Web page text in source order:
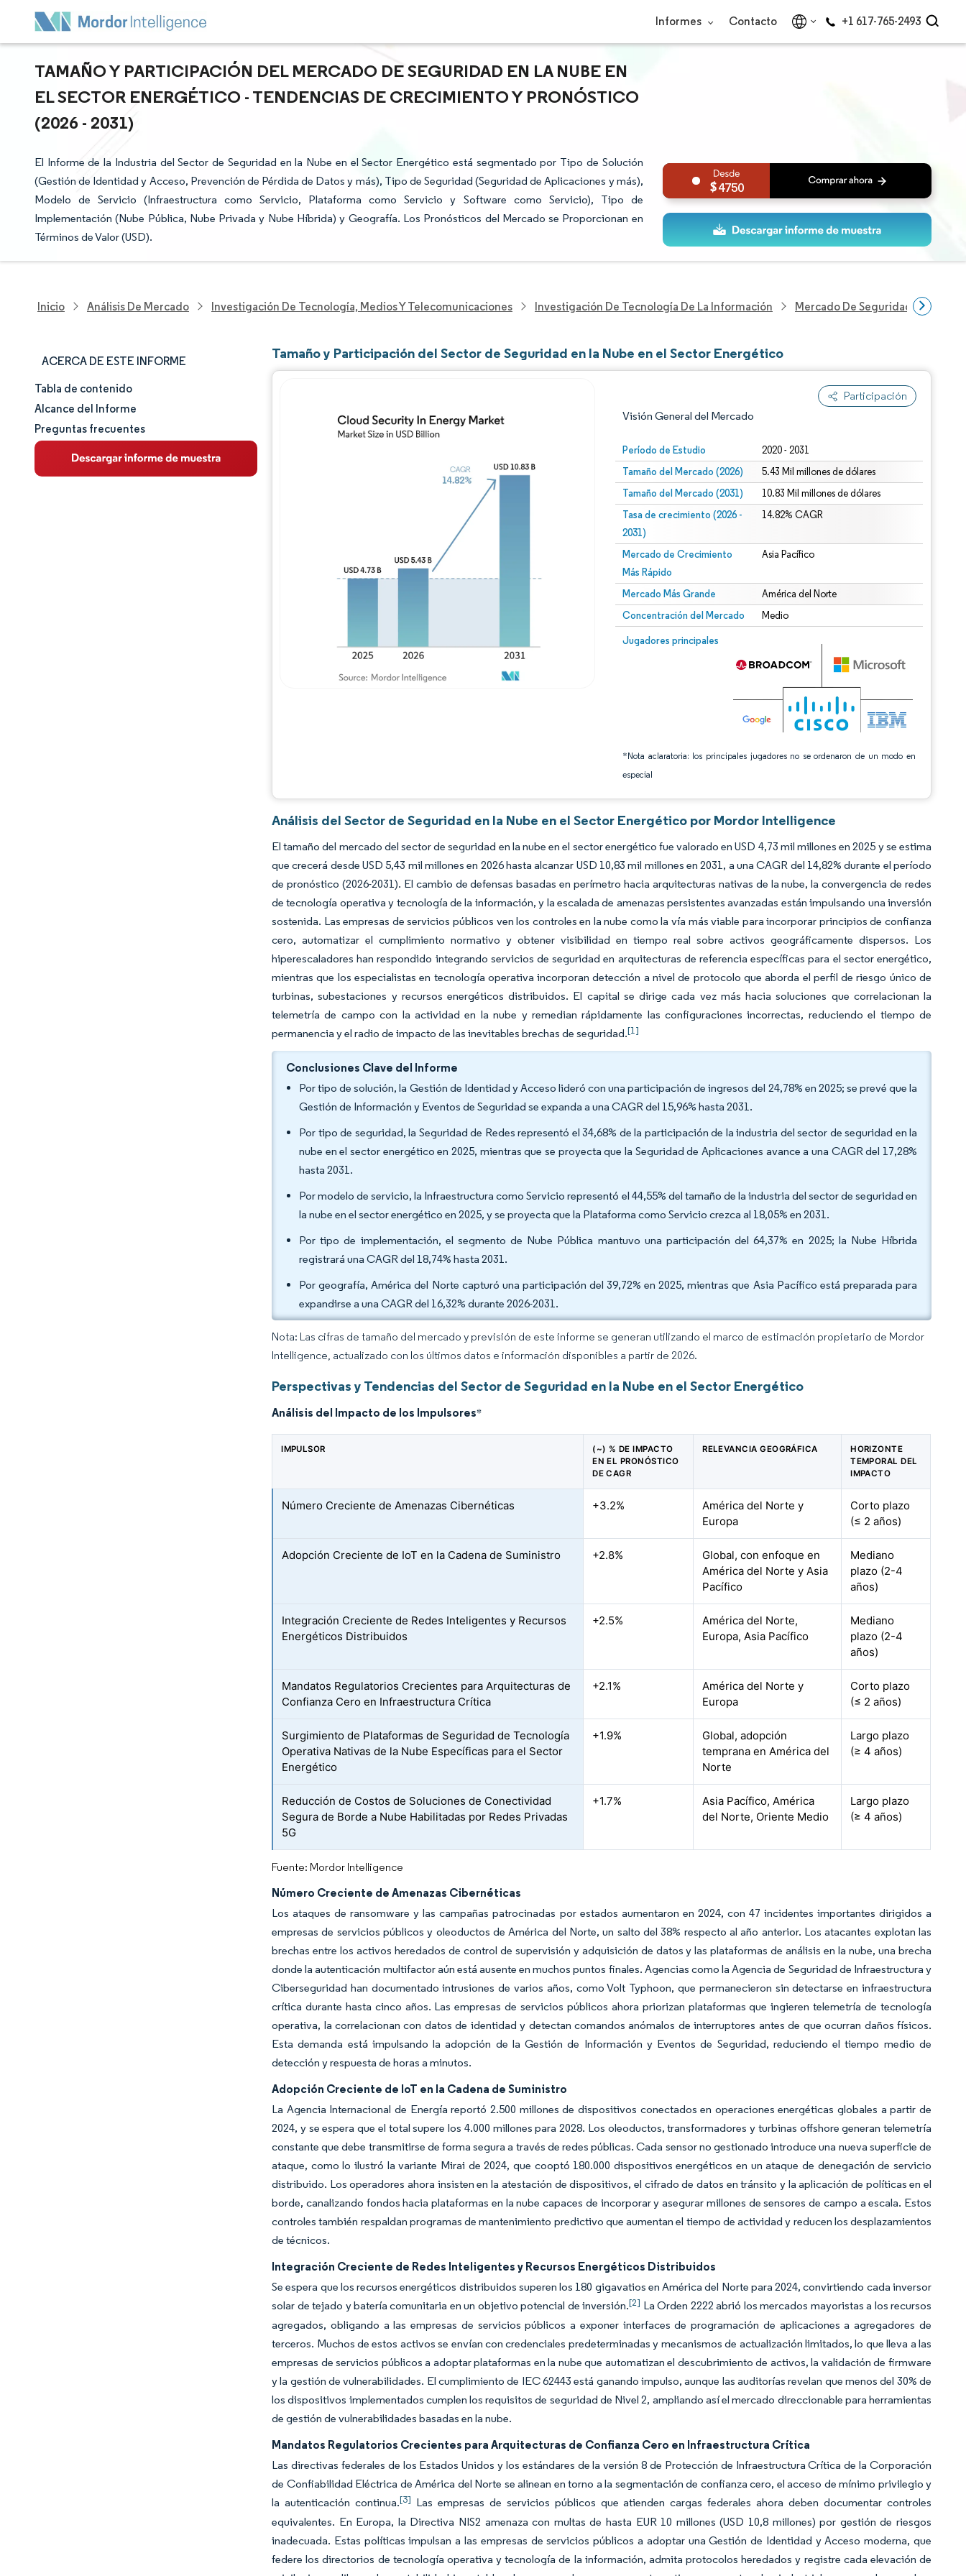
Informes Contacto +1 617-765-2493
TAMAÑO Y PARTICIPACIÓN DEL MERCADO DE SEGURIDAD EN LA NUBE EN
EL SECTOR ENERGÉTICO - TENDENCIAS DE CRECIMIENTO Y PRONÓSTICO
(2026 - 2031)
El Informe de la Industria del Sector de Seguridad en la Nube en el Sector Energético está segmentado por Tipo de Solución
(Gestión de Identidad y Acceso, Prevención de Pérdida de Datos y más), Tipo de Seguridad (Seguridad de Aplicaciones y más),
Modelo de Servicio (Infraestructura como Servicio, Plataforma como Servicio y Software como Servicio), Tipo de
Implementación (Nube Pública, Nube Privada y Nube Híbrida) y Geografía. Los Pronósticos del Mercado se Proporcionan en
Términos de Valor (USD).
4750
Inicio Análisis De Mercado Investigación De Tecnología, Medios Y Telecomunicaciones Investigación De Tecnología De La Información Mercado De Seguridad En La
ACERCA DE ESTE INFORME
Tamaño y cuota de mercado
Análisis de mercado
Tendencias e ideas
Tabla de contenido
Alcance del Informe
Preguntas frecuentes
Tamaño y Participación del Sector de Seguridad en la Nube en el Sector Energético
Participación
Visión General del Mercado
Período de Estudio 2020 - 2031
Tamaño del Mercado (2026) 5.43 Mil millones de dólares
Tamaño del Mercado (2031) 10.83 Mil millones de dólares
Tasa de crecimiento (2026 -
2031)
14.82% CAGR
Mercado de Crecimiento
Más Rápido
Asia Pacífico
Mercado Más Grande América del Norte
Concentración del Mercado Medio
Jugadores principales
*Nota aclaratoria: los principales jugadores no se ordenaron de un modo en
especial
Imagen © Mordor Intelligence. El uso requiere atribución según CC BY 4.0.
Imagen © Mordor Intelligence. El uso requiere atribución según CC BY 4.0.
Análisis del Sector de Seguridad en la Nube en el Sector Energético por Mordor Intelligence
El tamaño del mercado del sector de seguridad en la nube en el sector energético fue valorado en USD 4,73 mil millones en 2025 y se estima
que crecerá desde USD 5,43 mil millones en 2026 hasta alcanzar USD 10,83 mil millones en 2031, a una CAGR del 14,82% durante el período
de pronóstico (2026-2031). El cambio de defensas basadas en perímetro hacia arquitecturas nativas de la nube, la convergencia de redes
de tecnología operativa y tecnología de la información, y la escalada de amenazas persistentes avanzadas están impulsando una inversión
sostenida. Las empresas de servicios públicos ven los controles en la nube como la vía más viable para incorporar principios de confianza
cero, automatizar el cumplimiento normativo y obtener visibilidad en tiempo real sobre activos geográficamente dispersos. Los
hiperescaladores han respondido integrando servicios de seguridad en arquitecturas de referencia específicas para el sector energético,
mientras que los especialistas en tecnología operativa incorporan detección a nivel de protocolo que aborda el perfil de riesgo único de
turbinas, subestaciones y recursos energéticos distribuidos. El capital se dirige cada vez más hacia soluciones que correlacionan la
telemetría de campo con la actividad en la nube y remedian rápidamente las configuraciones incorrectas, reduciendo el tiempo de
permanencia y el radio de impacto de las inevitables brechas de seguridad.[1]
Conclusiones Clave del Informe
Por tipo de solución, la Gestión de Identidad y Acceso lideró con una participación de ingresos del 24,78% en 2025; se prevé que la
Gestión de Información y Eventos de Seguridad se expanda a una CAGR del 15,96% hasta 2031.
Por tipo de seguridad, la Seguridad de Redes representó el 34,68% de la participación de la industria del sector de seguridad en la
nube en el sector energético en 2025, mientras que se proyecta que la Seguridad de Aplicaciones avance a una CAGR del 17,28%
hasta 2031.
Por modelo de servicio, la Infraestructura como Servicio representó el 44,55% del tamaño de la industria del sector de seguridad en
la nube en el sector energético en 2025, y se proyecta que la Plataforma como Servicio crezca al 18,05% en 2031.
Por tipo de implementación, el segmento de Nube Pública mantuvo una participación del 64,37% en 2025; la Nube Híbrida
registrará una CAGR del 18,74% hasta 2031.
Por geografía, América del Norte capturó una participación del 39,72% en 2025, mientras que Asia Pacífico está preparada para
expandirse a una CAGR del 16,32% durante 2026-2031.
Nota: Las cifras de tamaño del mercado y previsión de este informe se generan utilizando el marco de estimación propietario de Mordor
Intelligence, actualizado con los últimos datos e información disponibles a partir de 2026.
Perspectivas y Tendencias del Sector de Seguridad en la Nube en el Sector Energético
Análisis del Impacto de los Impulsores*
IMPULSOR
(~) % DE IMPACTO
EN EL PRONÓSTICO
DE CAGR
RELEVANCIA GEOGRÁFICA
HORIZONTE
TEMPORAL DEL
IMPACTO
Número Creciente de Amenazas Cibernéticas +3.2%
América del Norte y
Europa
Corto plazo
(≤ 2 años)
Adopción Creciente de IoT en la Cadena de Suministro +2.8%
Global, con enfoque en
América del Norte y Asia
Pacífico
Mediano
plazo (2-4
años)
Integración Creciente de Redes Inteligentes y Recursos
Energéticos Distribuidos
+2.5%
América del Norte,
Europa, Asia Pacífico
Mediano
plazo (2-4
años)
Mandatos Regulatorios Crecientes para Arquitecturas de
Confianza Cero en Infraestructura Crítica
+2.1%
América del Norte y
Europa
Corto plazo
(≤ 2 años)
Surgimiento de Plataformas de Seguridad de Tecnología
Operativa Nativas de la Nube Específicas para el Sector
Energético
+1.9%
Global, adopción
temprana en América del
Norte
Largo plazo
(≥ 4 años)
Reducción de Costos de Soluciones de Conectividad
Segura de Borde a Nube Habilitadas por Redes Privadas
5G
+1.7%
Asia Pacífico, América
del Norte, Oriente Medio
Largo plazo
(≥ 4 años)
Fuente: Mordor Intelligence
Número Creciente de Amenazas Cibernéticas
Los ataques de ransomware y las campañas patrocinadas por estados aumentaron en 2024, con 47 incidentes importantes dirigidos a
empresas de servicios públicos y oleoductos de América del Norte, un salto del 38% respecto al año anterior. Los atacantes explotan las
brechas entre los activos heredados de control de supervisión y adquisición de datos y las plataformas de análisis en la nube, una brecha
donde la autenticación multifactor aún está ausente en muchos puntos finales. Agencias como la Agencia de Seguridad de Infraestructura y
Ciberseguridad han documentado intrusiones de varios años, como Volt Typhoon, que permanecieron sin detectarse en infraestructura
crítica durante hasta cinco años. Las empresas de servicios públicos ahora priorizan plataformas que ingieren telemetría de tecnología
operativa, la correlacionan con datos de identidad y detectan comandos anómalos de interruptores antes de que ocurran daños físicos.
Esta demanda está impulsando la adopción de la Gestión de Información y Eventos de Seguridad, reduciendo el tiempo medio de
detección y respuesta de horas a minutos.
Adopción Creciente de IoT en la Cadena de Suministro
La Agencia Internacional de Energía reportó 2.500 millones de dispositivos conectados en operaciones energéticas globales a partir de
2024, y se espera que el total supere los 4.000 millones para 2028. Los oleoductos, transformadores y turbinas offshore generan telemetría
constante que debe transmitirse de forma segura a través de redes públicas. Cada sensor no gestionado introduce una nueva superficie de
ataque, como lo ilustró la variante Mirai de 2024, que cooptó 180.000 dispositivos energéticos en un ataque de denegación de servicio
distribuido. Los operadores ahora insisten en la atestación de dispositivos, el cifrado de datos en tránsito y la aplicación de políticas en el
borde, canalizando fondos hacia plataformas en la nube capaces de incorporar y asegurar millones de sensores de campo a escala. Estos
controles también respaldan programas de mantenimiento predictivo que aumentan el tiempo de actividad y reducen los desplazamientos
de técnicos.
Integración Creciente de Redes Inteligentes y Recursos Energéticos Distribuidos
Se espera que los recursos energéticos distribuidos superen los 180 gigavatios en América del Norte para 2024, convirtiendo cada inversor
solar de tejado y batería comunitaria en un objetivo potencial de inversión.[2] La Orden 2222 abrió los mercados mayoristas a los recursos
agregados, obligando a las empresas de servicios públicos a exponer interfaces de programación de aplicaciones a agregadores de
terceros. Muchos de estos activos se envían con credenciales predeterminadas y mecanismos de actualización limitados, lo que lleva a las
empresas de servicios públicos a adoptar plataformas en la nube que automatizan el descubrimiento de activos, la validación de firmware
y la gestión de vulnerabilidades. El cumplimiento de IEC 62443 está ganando impulso, aunque las auditorías revelan que menos del 30% de
los dispositivos implementados cumplen los requisitos de seguridad de Nivel 2, ampliando así el mercado direccionable para herramientas
de gestión de vulnerabilidades basadas en la nube.
Mandatos Regulatorios Crecientes para Arquitecturas de Confianza Cero en Infraestructura Crítica
Las directivas federales de los Estados Unidos y los estándares de la versión 8 de Protección de Infraestructura Crítica de la Corporación
de Confiabilidad Eléctrica de América del Norte se alinean en torno a la segmentación de confianza cero, el acceso de mínimo privilegio y
la autenticación continua.[3] Las empresas de servicios públicos que atienden cargas federales ahora deben documentar controles
equivalentes. En Europa, la Directiva NIS2 amenaza con multas de hasta EUR 10 millones (USD 10,8 millones) por gestión de riesgos
inadecuada. Estas políticas impulsan a las empresas de servicios públicos a adoptar una Gestión de Identidad y Acceso moderna, que
federe los directorios de tecnología operativa y tecnología de la información, admita protocolos heredados y registre cada elevación de